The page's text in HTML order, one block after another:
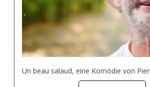
Un beau salaud, eine Komödie von